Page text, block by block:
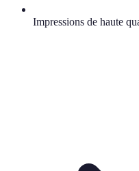
Impressions de haute